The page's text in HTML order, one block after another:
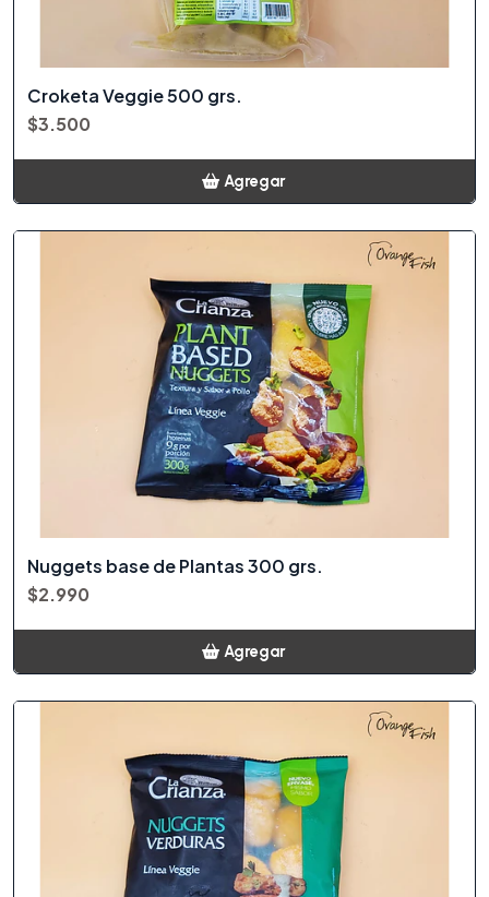
Croketa Veggie 500 grs.
$3.500
Agregar
Nuggets base de Plantas 300 grs.
$2.990
Agregar